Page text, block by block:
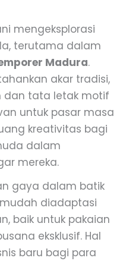
mengeksplorasi
terutama dalam
Madura.
akar tradisi,
dan tata letak motif
untuk pasar masa
kreativitas bagi
dalam
mereka.
gaya dalam batik
diadaptasi
baik untuk pakaian
eksklusif. Hal
baru bagi para